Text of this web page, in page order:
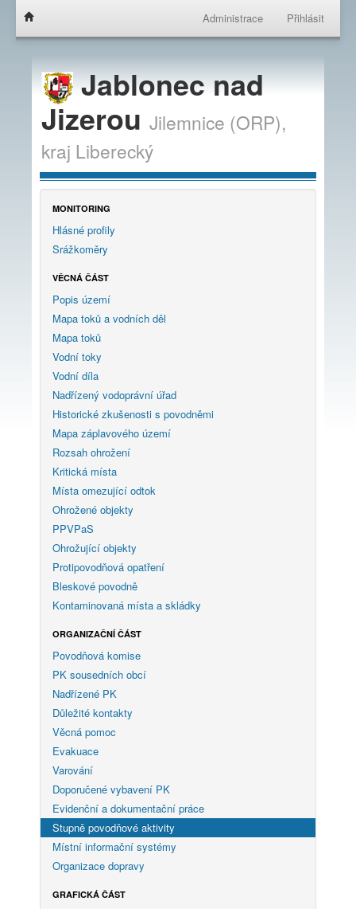
Administrace Přihlásit
Jablonec nad
Jizerou Jilemnice (ORP),
kraj Liberecký
MONITORING
Hlásné profily
Srážkoměry
VĚCNÁ ČÁST
Popis území
Mapa toků a vodních děl
Mapa toků
Vodní toky
Vodní díla
Nadřízený vodoprávní úřad
Historické zkušenosti s povodněmi
Mapa záplavového území
Rozsah ohrožení
Kritická místa
Místa omezující odtok
Ohrožené objekty
PPVPaS
Ohrožující objekty
Protipovodňová opatření
Bleskové povodně
Kontaminovaná místa a skládky
ORGANIZAČNÍ ČÁST
Povodňová komise
PK sousedních obcí
Nadřízené PK
Důležité kontakty
Věcná pomoc
Evakuace
Varování
Doporučené vybavení PK
Evidenční a dokumentační práce
Stupně povodňové aktivity
Místní informační systémy
Organizace dopravy
GRAFICKÁ ČÁST